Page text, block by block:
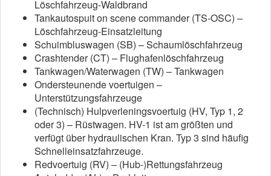
Löschfahrzeug-Waldbrand
Tankautospuit on scene commander (TS-OSC) –
Löschfahrzeug-Einsatzleitung
Schuimbluswagen (SB) – Schaumlöschfahrzeug
Crashtender (CT) – Flughafenlöschfahrzeug
Tankwagen/Waterwagen (TW) – Tankwagen
Ondersteunende voertuigen –
Unterstützungsfahrzeuge
(Technisch) Hulpverleningsvoertuig (HV, Typ 1, 2
oder 3) – Rüstwagen. HV-1 ist am größten und
verfügt über hydraulischen Kran. Typ 3 sind häufig
Schnelleinsatzfahrzeuge.
Redvoertuig (RV) – (Hub-)Rettungsfahrzeug